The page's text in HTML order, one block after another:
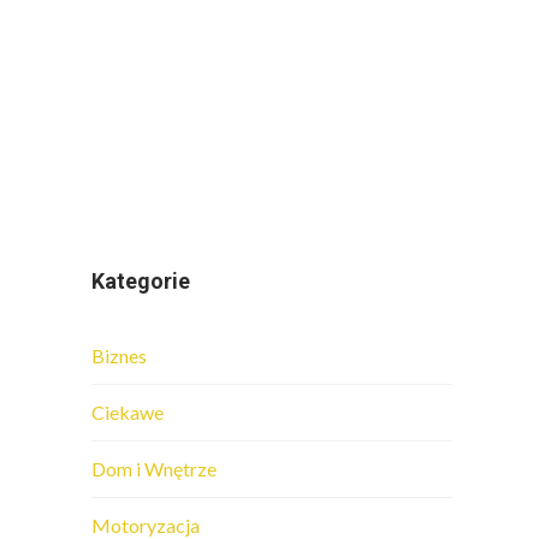
Kategorie
Biznes
Ciekawe
Dom i Wnętrze
Motoryzacja